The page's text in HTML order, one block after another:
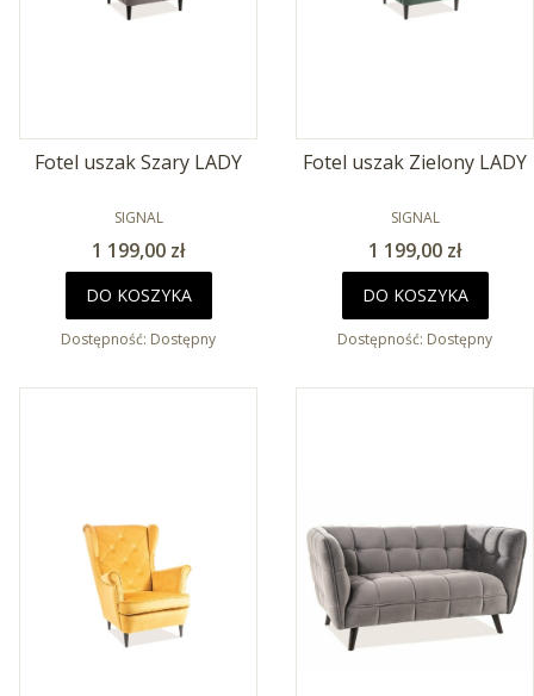
Fotel uszak Szary LADY
PRODUCENT
SIGNAL
Cena
1 199,00 zł
DO KOSZYKA
Dostępność: Dostępny
Fotel uszak Zielony LADY
PRODUCENT
SIGNAL
Cena
1 199,00 zł
DO KOSZYKA
Dostępność: Dostępny